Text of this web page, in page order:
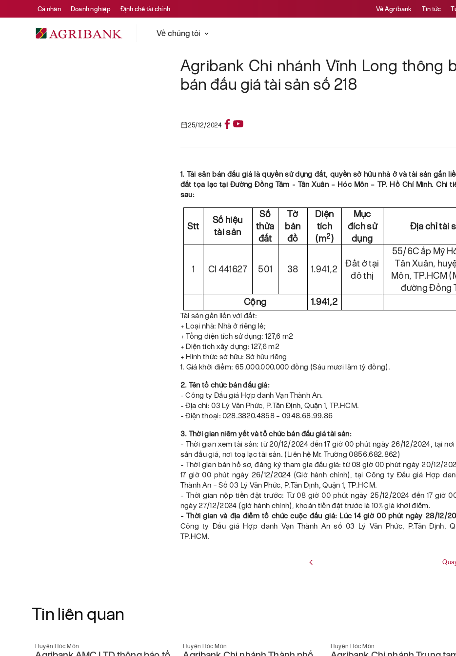
Cá nhân Doanh nghiệp Định chế tài chính Về Agribank Tin tức
Về chúng tôi
Agribank Chi nhánh Vĩnh Long thông
bán đấu giá tài sản số 218
25/12/2024
1. Tài sản bán đấu giá là quyền sử dụng đất, quyền sở hữu nhà ở và tài sản gắn
đất tọa lạc tại Đường Đồng Tâm - Tân Xuân – Hóc Môn – TP. Hồ Chí Minh. Chi
sau:
Stt
Số hiệu
tài sản
Số
thửa
đất
Tờ
bản
đồ
Diện
tích
(m2)
Mục
đích sử
dụng
Địa chỉ tài
1 CI 441627 501 38 1.941,2
Đất ở tại
đô thị
55/6C ấp Mỹ
Tân Xuân,
Môn, TP.HCM
đường Đồng
Cộng
1.941,2
Tài sản gắn liền với đất:
+ Loại nhà: Nhà ở riêng lẻ;
+ Tổng diện tích sử dụng: 127,6 m2
+ Diện tích xây dựng: 127,6 m2
+ Hình thức sở hữu: Sở hữu riêng
1. Giá khởi điểm: 65.000.000.000 đồng (Sáu mươi lăm tỷ đồng).
2. Tên tổ chức bán đấu giá:
- Công ty Đấu giá Hợp danh Vạn Thành An.
- Địa chỉ: 03 Lý Văn Phức, P.Tân Định, Quận 1, TP.HCM.
- Điện thoại: 028.3820.4858 – 0948.68.99.86
3. Thời gian niêm yết và tổ chức bán đấu giá tài sản:
- Thời gian xem tài sản: từ 20/12/2024 đến 17 giờ 00 phút ngày 26/12/2024, tại
sản đấu giá, nơi toạ lạc tài sản. (Liên hệ Mr. Trường 0856.682.862)
- Thời gian bán hồ sơ, đăng ký tham gia đấu giá: từ 08 giờ 00 phút ngày 20/12/
17 giờ 00 phút ngày 26/12/2024 (Giờ hành chính), tại Công ty Đấu giá Hợp
Thành An – Số 03 Lý Văn Phức, P.Tân Định, Quận 1, TP.HCM.
- Thời gian nộp tiền đặt trước: Từ 08 giờ 00 phút ngày 25/12/2024 đến 17 giờ
ngày 27/12/2024 (giờ hành chính), khoản tiền đặt trước là 10% giá khởi điểm.
- Thời gian và địa điểm tổ chức cuộc đấu giá: Lúc 14 giờ 00 phút ngày 28/12/
Công ty Đấu giá Hợp danh Vạn Thành An số 03 Lý Văn Phức, P.Tân Định,
TP.HCM.
Tin liên quan
Huyện Hóc Môn Huyện Hóc Môn Huyện Hóc Môn